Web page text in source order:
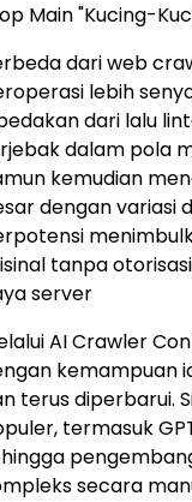
Main "Kucing-
dari web
lebih
dari lalu
dalam pola
kemudian
dengan variasi
tanpa
server
AI Crawler
kemampuan
terus diperbarui.
termasuk
secara